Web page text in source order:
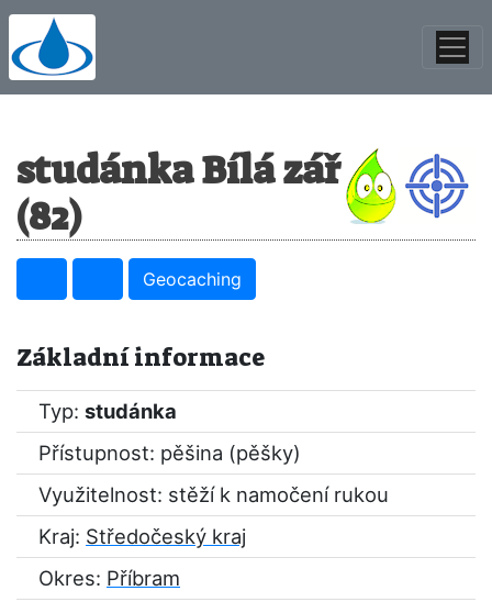
studánka Bílá zář
(82)
Geocaching
Základní informace
Typ: studánka
Přístupnost: pěšina (pěšky)
Využitelnost: stěží k namočení rukou
Kraj: Středočeský kraj
Okres: Příbram